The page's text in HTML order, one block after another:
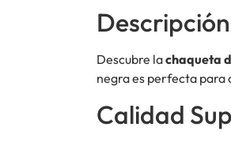
Descripción
Descubre lachaqueta
negra es perfecta para
Calidad